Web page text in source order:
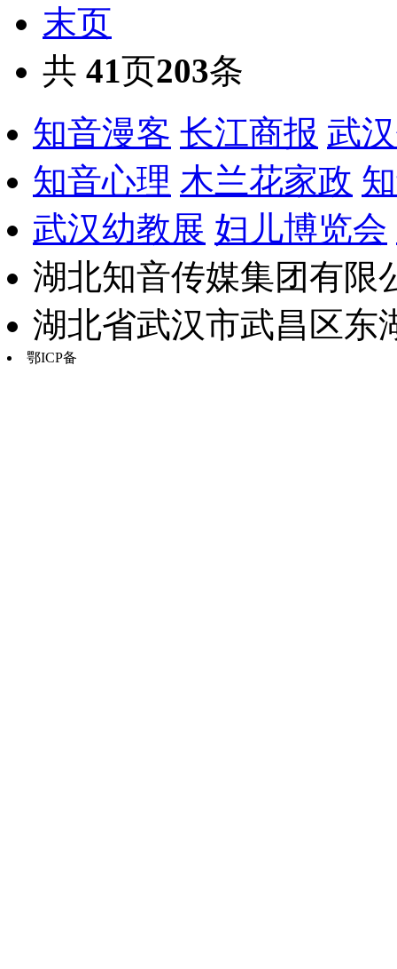
末页
共 41页203条
知音漫客 长江商报 武
知音心理 木兰花家政
武汉幼教展 妇儿博览会
湖北知音传媒集团有限
湖北省武汉市武昌区东
鄂ICP备